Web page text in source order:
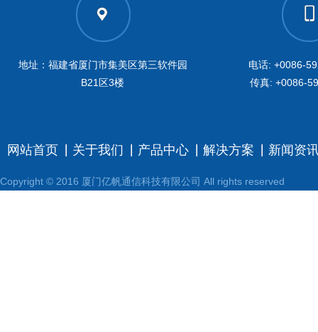
地址：福建省厦门市集美区第三软件园
B21区3楼
电话: +0086-
传真: +0086-
网站首页 关于我们 产品中心 解决方案 新闻资
Copyright © 2016 厦门亿帆通信科技有限公司 All rights reserved